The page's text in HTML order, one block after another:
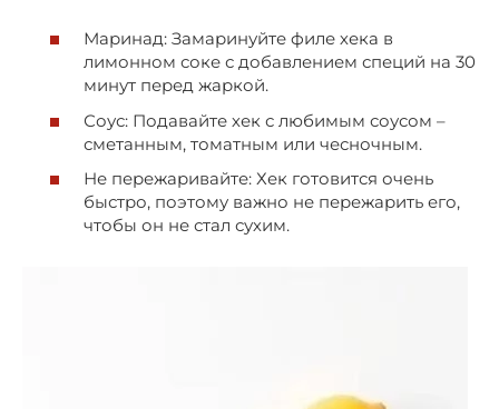
Маринад: Замаринуйте филе хека в
лимонном соке с добавлением специй на 30
минут перед жаркой.
Соус: Подавайте хек с любимым соусом –
сметанным, томатным или чесночным.
Не пережаривайте: Хек готовится очень
быстро, поэтому важно не пережарить его,
чтобы он не стал сухим.